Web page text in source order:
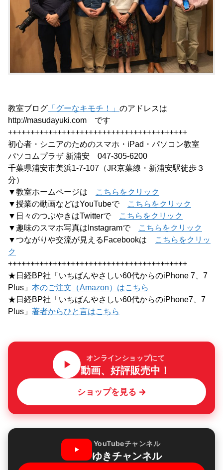
教室ブログ 「グーなキモチ！」 のアドレスは
http://masudayuki.com です
++++++++++++++++++++++++++++++++++++++++
初心者・シニアのためのスマホ・iPad・パソコン教室
パソコムプラザ 新浦安 047-305-6200
千葉県浦安市美浜1-7-107（JR京葉線・新浦安駅徒歩３
分）
▼教室ホームページは
こちらをクリック
▼授業の動画などはYouTubeで
こちらをクリック
▼日々のつぶやきはTwitterで
こちらをクリック
▼趣味のスマホ写真はInstagramで
こちらをクリック
▼つながりや交流が見えるFacebookは
こちらをクリッ
ク
++++++++++++++++++++++++++++++++++++++++
★日経BP社「いちばんやさしい60代からのiPhone 7、7
Plus」 本のご注文（Amazon）はこちら
★日経BP社「いちばんやさしい60代からのiPhone7、7
Plus」 著者からひと言はこちら
オンラインショップにて
動画、好評販売中！
ショップを見る →
YouTubeチャンネル
ゆきチャンネル